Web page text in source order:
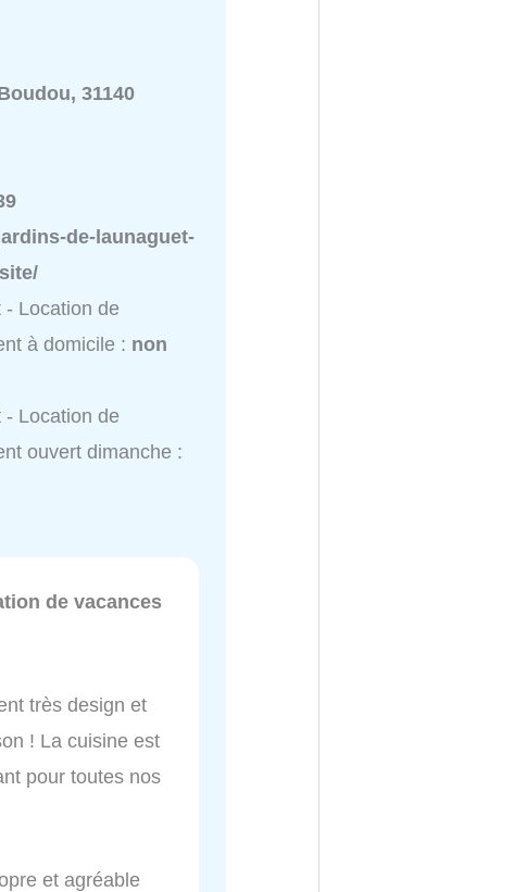
31140
de-launaguet-
- Location de
à domicile : non
- Location de
ouvert dimanche :
de vacances
très design et
! La cuisine est
pour toutes nos
et agréable